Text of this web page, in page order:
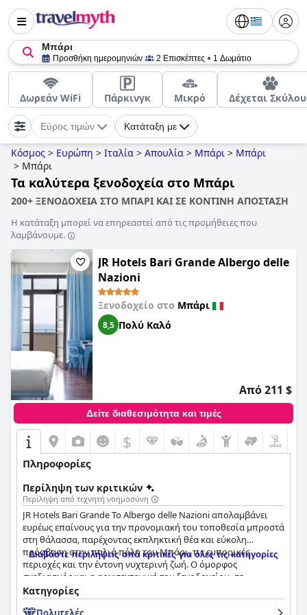
Μπάρι
Προσθήκη ημερομηνιών 2 Επισκέπτες 1 Δωμάτιο
Δωρεάν WiFi Πάρκινγκ Μικρό Δέχεται
Εύρος τιμών Κατάταξη με
Κόσμος > Ευρώπη > Ιταλία > Απουλία > Μπάρι > Μπάρι
> Μπάρι
Τα καλύτερα ξενοδοχεία στο Μπάρι
200+ ΞΕΝΟΔΟΧΕΙΑ ΣΤΟ ΜΠΑΡΙ ΚΑΙ ΣΕ ΚΟΝΤΙΝΗ ΑΠΟΣΤΑΣΗ
Η κατάταξη μπορεί να επηρεαστεί από τις προμήθειες που
λαμβάνουμε.
JR Hotels Bari Grande Albergo delle
Nazioni
Ξενοδοχείο στο Μπάρι
8,5 Πολύ Καλό
Από 211 $
Δείτε διαθεσιμότητα και τιμές
$
Πληροφορίες
Περίληψη των κριτικών
Περίληψη από τεχνητή νοημοσύνη
JR Hotels Bari Grande Το Albergo delle Nazioni απολαμβάνει
ευρέως επαίνους για την προνομιακή του τοποθεσία μπροστά
στη θάλασσα, παρέχοντας εκπληκτική θέα και εύκολη
πρόσβαση στην παλιά πόλη του Μπάρι, τις εμπορικές
περιοχές και την έντονη νυχτερινή ζωή. Ο όμορφος
σχεδιασμός και η αρχιτεκτονική του ξενοδοχείου, σε
συνδυασμό με τη θέση του κατά μήκος του πεζόδρομου
Lungomare, δημιουργούν μια αισθητικά ευχάριστη και
Διαβάστε περιλήψεις από κριτικές για όλες τις κατηγορίες
Κατηγορίες